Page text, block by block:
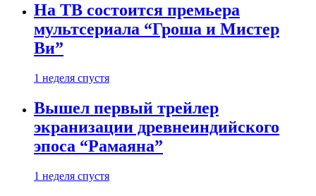
На ТВ состоится премьера
мультсериала “Гроша и Мистер
Ви”
1 неделя спустя
Вышел первый трейлер
экранизации древнеиндийского
эпоса “Рамаяна”
1 неделя спустя